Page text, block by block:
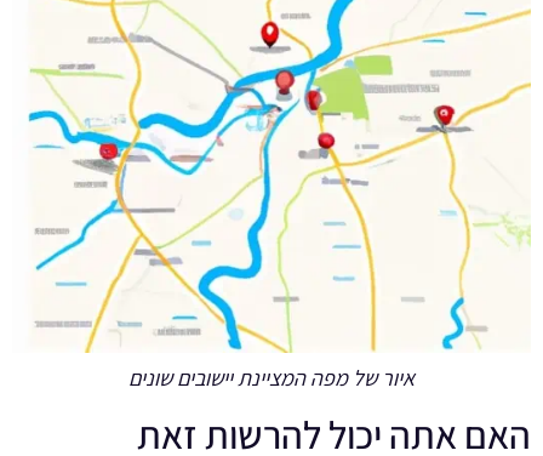
איור של מפה המציינת יישובים שונים
האם אתה יכול להרשות זאת